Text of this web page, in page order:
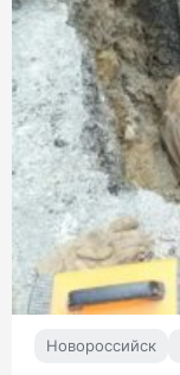
Новороссийск